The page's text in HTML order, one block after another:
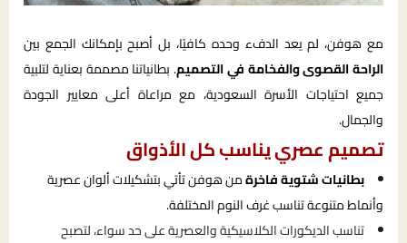
مع هوفن، لم يعد الدفء وحده كافيًا، بل أصبح بإمكانك الجمع بين
الراحة القصوى والفخامة في التصميم. بطانياتنا مصممة بعناية لتلبية
جميع احتياجات الأسرة السعودية، مع مراعاة أعلى معايير الجودة
والجمال.
تصميم عصري يناسب كل الأذواق
بطانيات شتوية فاخرةمن هوفن تأتي بتشكيلات ألوان عصرية
وأنماط متنوعة تناسب غرف النوم المختلفة.
تناسب الديكورات الكلاسيكية والعصرية على حد سواء، لتصبح